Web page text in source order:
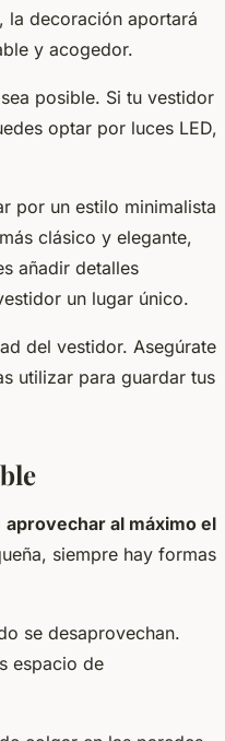
la decoración aportará
y acogedor.
posible. Si tu vestidor
optar por luces LED,
por un estilo minimalista
clásico y elegante,
añadir detalles
un lugar único.
del vestidor. Asegúrate
utilizar para guardar tus
aprovechar al máximo el
siempre hay formas
se desaprovechan.
espacio de